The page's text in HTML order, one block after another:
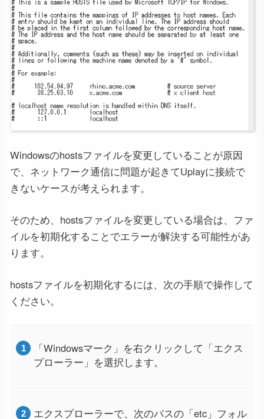
Windowsのhostsファイルを変更していることが原因
で、ネットワーク通信に問題が起きてUplayに接続で
きないケースが考えられます。
そのため、hostsファイルを変更している場合は、ファ
イルを初期化することでエラーが解決する可能性があ
ります。
hostsファイルを初期化するには、次の手順で操作して
ください。
「Windowsマーク」を右クリックして「エクス
プローラー」を選択します。
エクスプローラーで、次のパスの「etc」フォル